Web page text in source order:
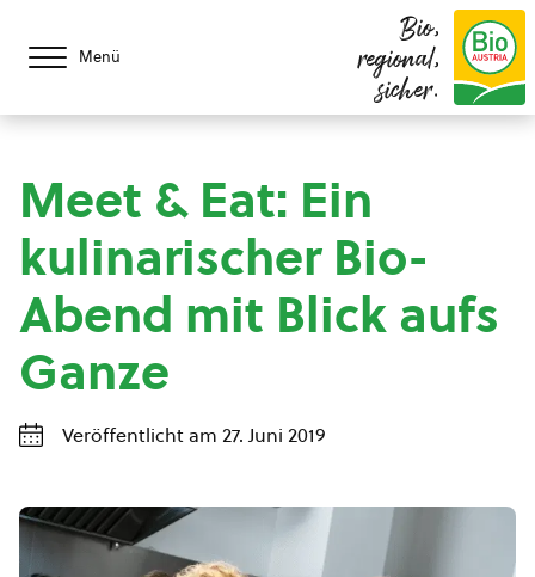
Menü
Bio,
regional,
sicher.
Meet & Eat: Ein
kulinarischer Bio-
Abend mit Blick aufs
Ganze
Veröffentlicht am 27. Juni 2019